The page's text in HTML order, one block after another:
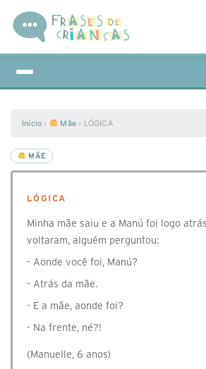
Início › Mãe › LÓGICA
MÃE
LÓGICA
Minha mãe saiu e a Manú foi logo
voltaram, alguém perguntou:
- Aonde você foi, Manú?
- Atrás da mãe.
- E a mãe, aonde foi?
- Na frente, né?!
(Manuelle, 6 anos)